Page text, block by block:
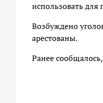
использовать
Возбуждено
арестованы.
Ранее